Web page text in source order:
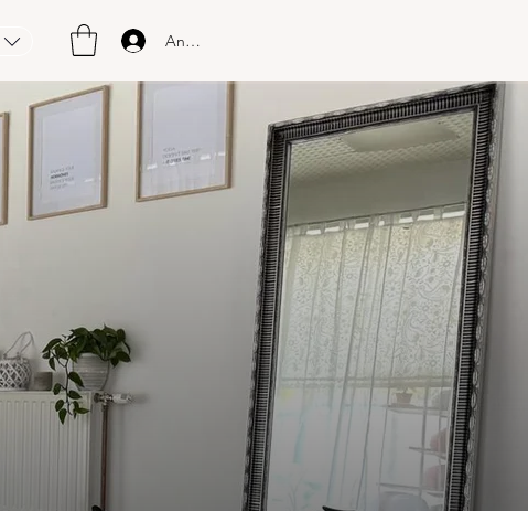
Anmelden